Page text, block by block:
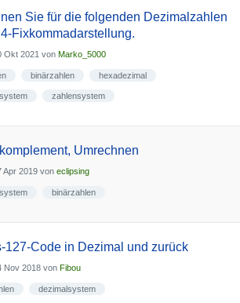
Sie für die folgenden Dezimalzahlen
Fixkommadarstellung.
Okt 2021 von Marko_5000
binärzahlen hexadezimal
zahlensystem
Umrechnen
Apr 2019 von eclipsing
binärzahlen
127-Code in Dezimal und zurück
Nov 2018 von Fibou
dezimalsystem